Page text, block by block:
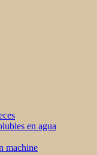
en agua
machine